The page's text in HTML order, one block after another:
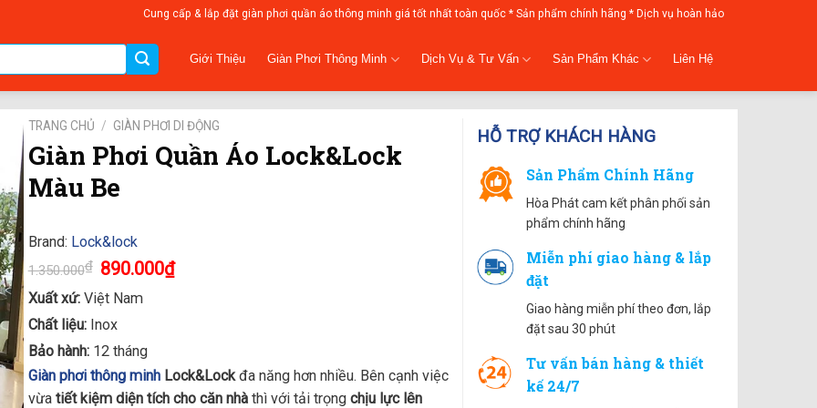
Cung cấp & lắp đặt giàn phơi quần áo thông minh giá tốt nhất toàn quốc * Sản phẩm chính hãng * Dịch vụ hoàn hảo
Giới Thiệu Giàn Phơi Thông Minh Dịch Vụ & Tư Vấn Sản Phẩm Khác Liên Hệ
TRANG CHỦ / GIÀN PHƠI DI ĐỘNG
Giàn Phơi Quần Áo Lock&Lock
Màu Be
Brand: Lock&lock
1.350.000₫ Original
price
was:
1.350.000₫.
890.000₫Current
price
Xuất xứ:Việt Nam
Chất liệu: Inox
Bảo hành: 12 tháng
Giàn phơi thông minhLock&Lockđa năng hơn nhiều. Bên cạnh việc
vừa tiết kiệm diện tích cho căn nhàthì với tải trọng chịu lực lên
HỖ TRỢ KHÁCH HÀNG
Sản Phẩm Chính Hãng
Hòa Phát cam kết phân phối sản
phẩm chính hãng
Miễn phí giao hàng & lắp
đặt
Giao hàng miễn phí theo đơn, lắp
đặt sau 30 phút
Tư vấn bán hàng & thiết
kế 24/7